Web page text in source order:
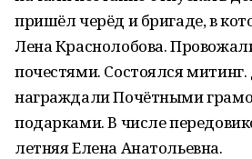
пришёл черёд и бригаде, в
Лена Краснолобова.
почестями. Состоялся
награждали Почётными
подарками. В числе
летняя Елена Анатольевна.